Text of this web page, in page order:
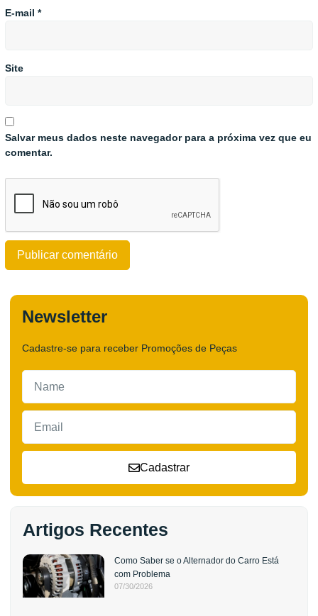
E-mail *
Site
Salvar meus dados neste navegador para a próxima vez que eu
comentar.
Newsletter
Cadastre-se para receber Promoções de Peças
Cadastrar
Artigos Recentes
Como Saber se o Alternador do Carro Está
com Problema
07/30/2026